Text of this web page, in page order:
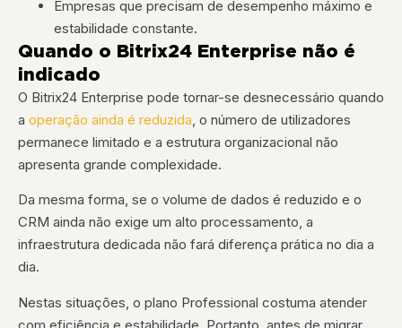
Empresas que precisam de desempenho máximo e
estabilidade constante.
Quando o Bitrix24 Enterprise não é
indicado
O Bitrix24 Enterprise pode tornar-se desnecessário quando
a operação ainda é reduzida , o número de utilizadores
permanece limitado e a estrutura organizacional não
apresenta grande complexidade.
Da mesma forma, se o volume de dados é reduzido e o
CRM ainda não exige um alto processamento, a
infraestrutura dedicada não fará diferença prática no dia a
dia.
Nestas situações, o plano Professional costuma atender
com eficiência e estabilidade. Portanto, antes de migrar,